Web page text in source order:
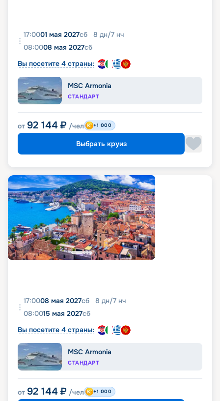
17:0001 мая 2027сб 8 дн/7 нч
08:0008 мая 2027сб
Вы посетите 4 страны:
MSC Armonia
СТАНДАРТ
от 92 144 ₽ /чел +1 000
Выбрать круиз
17:0008 мая 2027сб 8 дн/7 нч
08:0015 мая 2027сб
Вы посетите 4 страны:
MSC Armonia
СТАНДАРТ
от 92 144 ₽ /чел +1 000